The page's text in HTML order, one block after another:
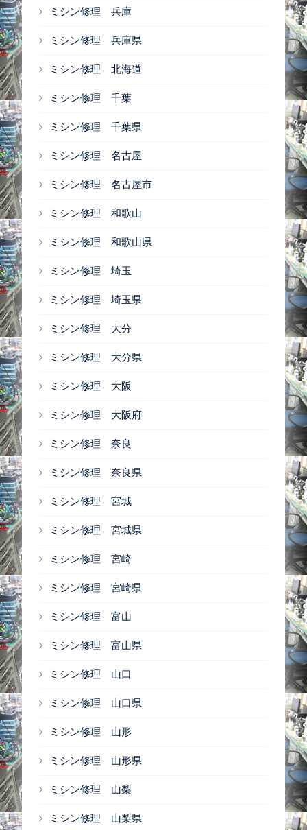
ミシン修理 兵庫
ミシン修理 兵庫県
ミシン修理 北海道
ミシン修理 千葉
ミシン修理 千葉県
ミシン修理 名古屋
ミシン修理 名古屋市
ミシン修理 和歌山
ミシン修理 和歌山県
ミシン修理 埼玉
ミシン修理 埼玉県
ミシン修理 大分
ミシン修理 大分県
ミシン修理 大阪
ミシン修理 大阪府
ミシン修理 奈良
ミシン修理 奈良県
ミシン修理 宮城
ミシン修理 宮城県
ミシン修理 宮崎
ミシン修理 宮崎県
ミシン修理 富山
ミシン修理 富山県
ミシン修理 山口
ミシン修理 山口県
ミシン修理 山形
ミシン修理 山形県
ミシン修理 山梨
ミシン修理 山梨県